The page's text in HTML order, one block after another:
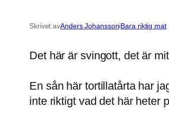
Skrivet avAnders JohanssoniBara riktig mat
Det här är svingott, det är
En sån här tortillatårta har
inte riktigt vad det här heter